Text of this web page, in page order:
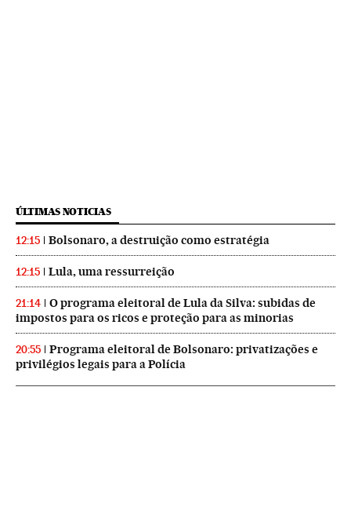
ÚLTIMAS NOTICIAS
12:15 Bolsonaro, a destruição como estratégia
12:15 Lula, uma ressurreição
21:14
O programa eleitoral de Lula da Silva: subidas de
impostos para os ricos e proteção para as minorias
20:55
Programa eleitoral de Bolsonaro: privatizações e
privilégios legais para a Polícia